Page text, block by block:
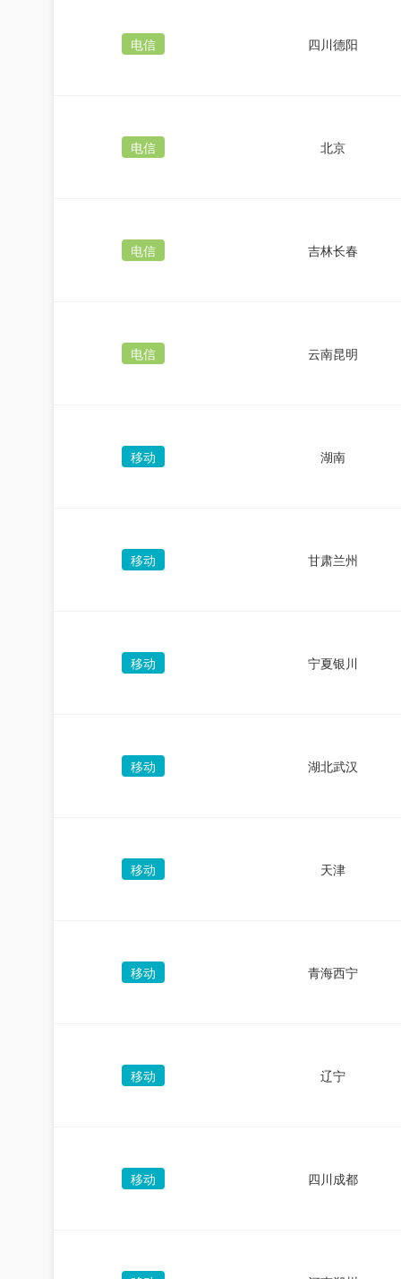
电信 四川德阳
电信 北京
电信 吉林长春
电信 云南昆明
移动 湖南
移动 甘肃兰州
移动 宁夏银川
移动 湖北武汉
移动 天津
移动 青海西宁
移动 辽宁
移动 四川成都